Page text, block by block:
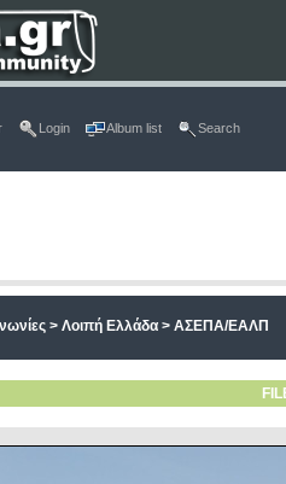
Login Album list Search
> Λοιπή Ελλάδα> ΑΣΕΠΑ/ΕΑΛΠ